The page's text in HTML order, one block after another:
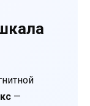
—